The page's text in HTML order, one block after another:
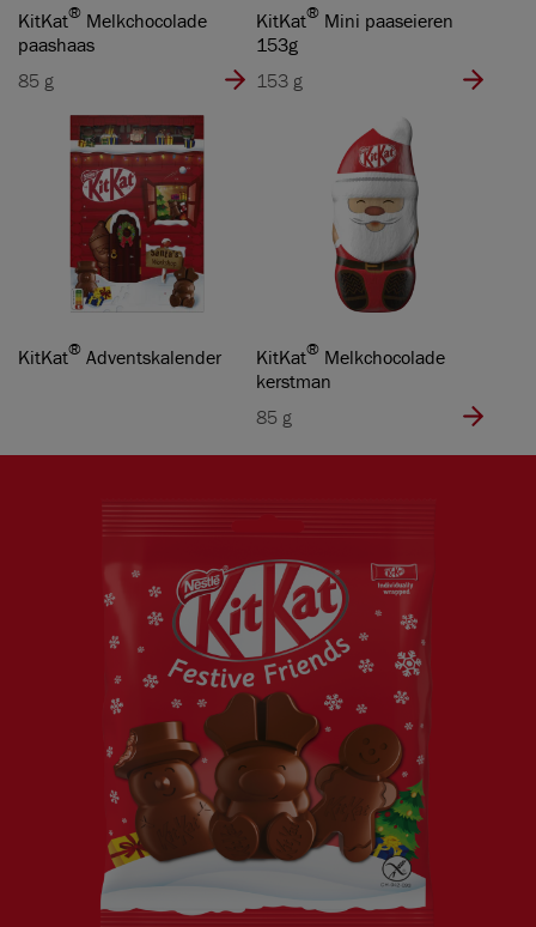
KitKat® Melkchocolade
paashaas
85 g
KitKat® Mini paaseieren
153g
153 g
KitKat® Adventskalender KitKat® Melkchocolade
kerstman
85 g